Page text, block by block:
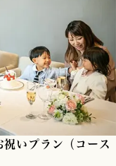
祝いプラン（コース